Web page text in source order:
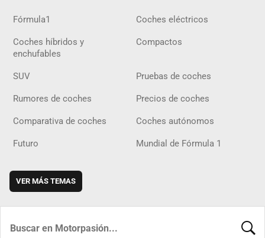
Fórmula1 Coches eléctricos
Coches híbridos y
enchufables
Compactos
SUV Pruebas de coches
Rumores de coches Precios de coches
Comparativa de coches Coches autónomos
Futuro Mundial de Fórmula 1
VER MÁS TEMAS